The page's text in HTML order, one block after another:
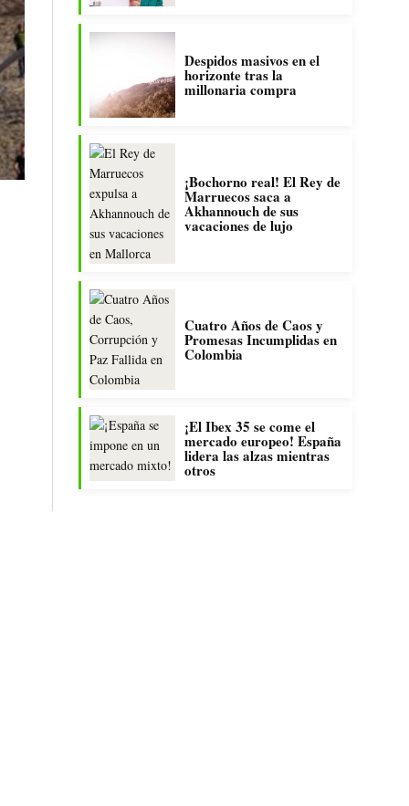
Despidos masivos en el
horizonte tras la
millonaria compra
¡Bochorno real! El Rey de
Marruecos saca a
Akhannouch de sus
vacaciones de lujo
Cuatro Años de Caos y
Promesas Incumplidas en
Colombia
¡El Ibex 35 se come el
mercado europeo! España
lidera las alzas mientras
otros